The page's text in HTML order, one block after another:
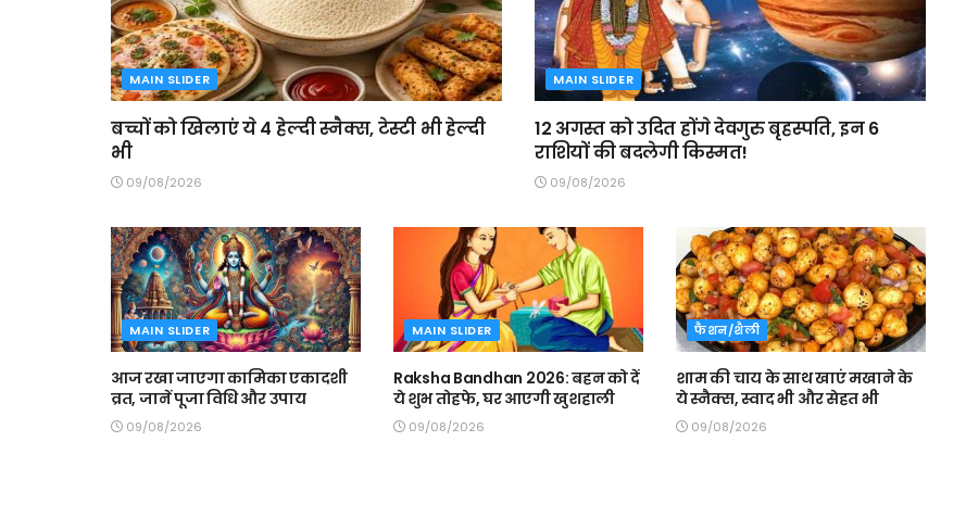
MAIN SLIDER
बच्चों को खिलाएं ये 4 हेल्दी स्नैक्स, टेस्टी भी हेल्दी
भी
09/08/2026
MAIN SLIDER
12 अगस्त को उदित होंगे देवगुरु बृहस्पति, इन 6
राशियों की बदलेगी किस्मत!
09/08/2026
MAIN SLIDER
आज रखा जाएगा कामिका एकादशी
व्रत, जानें पूजा विधि और उपाय
09/08/2026
MAIN SLIDER
Raksha Bandhan 2026: बहन को दें
ये शुभ तोहफे, घर आएगी खुशहाली
09/08/2026
फैशन/शैली
शाम की चाय के साथ खाएं मखाने के
ये स्नैक्स, स्वाद भी और सेहत भी
09/08/2026